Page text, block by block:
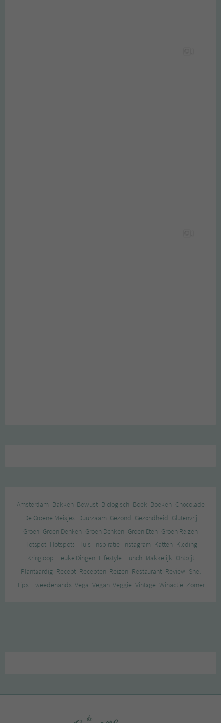
Amsterdam Bakken Bewust Biologisch Boek Boeken Chocolade
De Groene Meisjes Duurzaam Gezond Gezondheid Glutenvrij
Groen Groen Denken Groen Denken Groen Eten Groen Reizen
Hotspot Hotspots Huis Inspiratie Instagram Katten Kleding
Kringloop Leuke Dingen Lifestyle Lunch Makkelijk Ontbijt
Plantaardig Recept Recepten Reizen Restaurant Review Snel
Tips Tweedehands Vega Vegan Veggie Vintage Winactie Zomer